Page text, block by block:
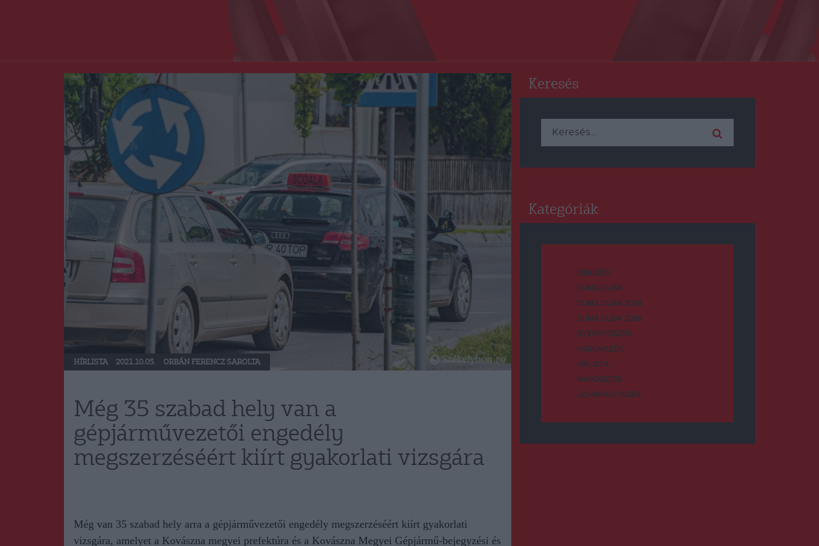
HÍRLISTA 2021.10.05. ORBÁN FERENCZ SAROLTA
Még 35 szabad hely van a
gépjárművezetői engedély
megszerzéséért kiírt gyakorlati vizsgára
Még van 35 szabad hely arra a gépjárművezetői engedély megszerzéséért kiírt gyakorlati
vizsgára, amelyet a Kovászna megyei prefektúra és a Kovászna Megyei Gépjármű-bejegyzési és
Keresés
Keresés:
Kategóriák
CSÍKSZÉK
DUMA DUBA
DUMA DUBA 2024
DUMA DUBA 2026
GYERGYÓSZÉK
HÁROMSZÉK
HÍRLISTA
MAROSSZÉK
UDVARHELYSZÉK